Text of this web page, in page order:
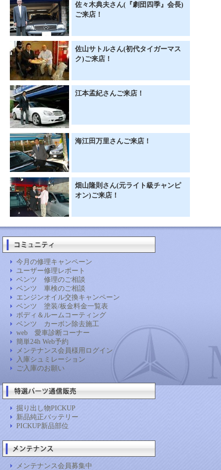
佐々木典夫さん(『劇団四季』会長)
ご来店！
佐山サトルさん(初代タイガーマス
ク)ご来店！
江本孟紀さんご来店！
海江田万里さんご来店！
畑山隆則さん(元ライト級チャンピ
オン)ご来店！
今月の修理キャンペーン
ユーザー修理レポート
ベンツ 修理のご相談
ベンツ 車検のご相談
エンジンオイル交換キャンペーン
ベンツ 塗装/板金料金一覧表
ボディ＆ルームコーティング
ベンツ カーボン除去施工
web 愛車診断コーナー
簡単24h Web予約
メンテナンス会員様用ログイン
入庫シュミレーション
ご入庫のお願い
掘り出し物PICKUP
新品純正バッテリー
PICKUP新品部位
メンテナンス会員募集中